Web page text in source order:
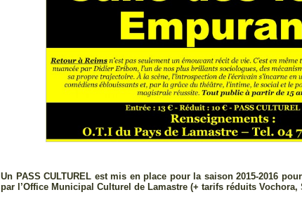
Un PASS CULTUREL est mis en place pour la saison 2015-2016
par l’Office Municipal Culturel de Lamastre (+ tarifs réduits